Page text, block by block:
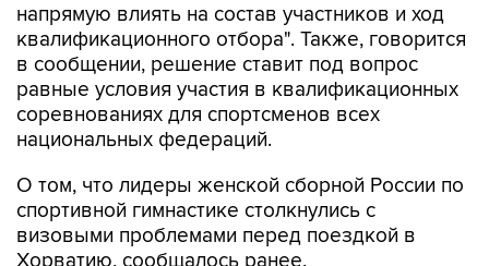
напрямую влиять на состав участников и ход
квалификационного отбора". Также, говорится
в сообщении, решение ставит под вопрос
равные условия участия в квалификационных
соревнованиях для спортсменов всех
национальных федераций.
О том, что лидеры женской сборной России по
спортивной гимнастике столкнулись с
визовыми проблемами перед поездкой в
Хорватию, сообщалось ранее.